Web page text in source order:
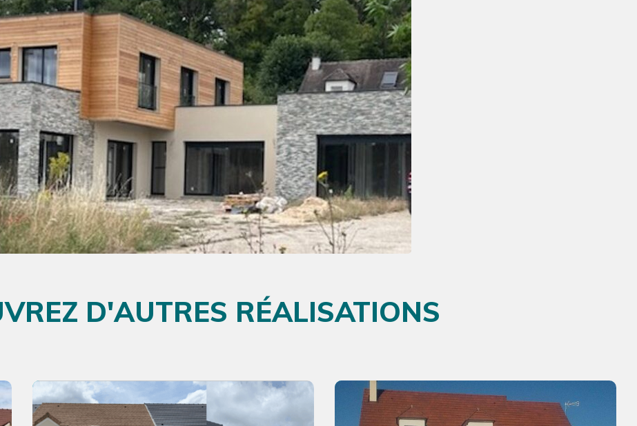
D'AUTRES RÉALISATIONS